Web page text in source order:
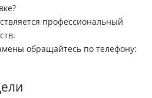
профессиональный
обращайтесь по телефону: